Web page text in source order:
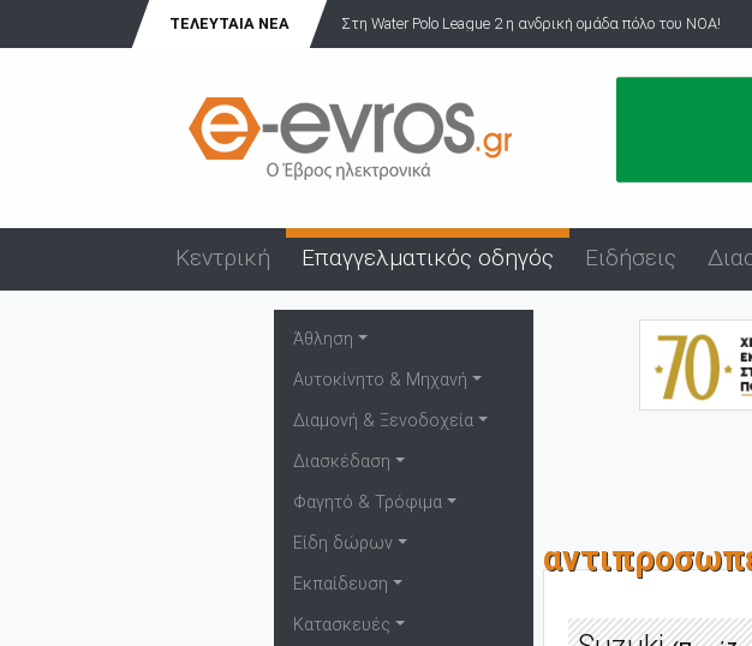
ΤΕΛΕΥΤΑΊΑ ΝΈΑ Στη Water Polo League 2 η ανδρική ομάδα πόλο του ΝΟΑ!
Κεντρική Επαγγελματικός οδηγός Ειδήσεις
Άθληση
Αυτοκίνητο & Μηχανή
Διαμονή & Ξενοδοχεία
Διασκέδαση
Φαγητό & Τρόφιμα
Είδη δώρων
Εκπαίδευση
Κατασκευές